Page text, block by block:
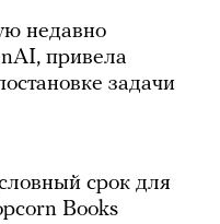
недавно
привела
задачи
срок для
Books